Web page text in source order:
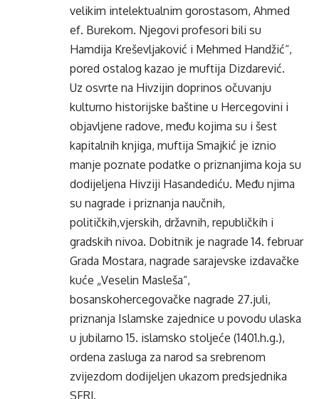
velikim intelektualnim gorostasom, Ahmed
ef. Burekom. Njegovi profesori bili su
Hamdija Kreševljaković i Mehmed Handžić“,
pored ostalog kazao je muftija Dizdarević.
Uz osvrte na Hivzijin doprinos očuvanju
kulturno historijske baštine u Hercegovini i
objavljene radove, među kojima su i šest
kapitalnih knjiga, muftija Smajkić je iznio
manje poznate podatke o priznanjima koja su
dodijeljena Hivziji Hasandediću. Među njima
su nagrade i priznanja naučnih,
političkih,vjerskih, državnih, republičkih i
gradskih nivoa. Dobitnik je nagrade 14. februar
Grada Mostara, nagrade sarajevske izdavačke
kuće „Veselin Masleša“,
bosanskohercegovačke nagrade 27.juli,
priznanja Islamske zajednice u povodu ulaska
u jubilarno 15. islamsko stoljeće (1401.h.g.),
ordena zasluga za narod sa srebrenom
zvijezdom dodijeljen ukazom predsjednika
SFRJ.